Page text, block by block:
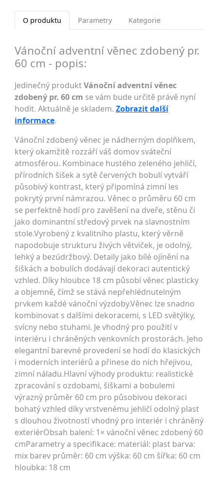
O produktu Parametry Kategorie
Vánoční adventní věnec zdobený pr.
60 cm - popis:
Jedinečný produktVánoční adventní věnec
zdobený pr. 60 cm se vám bude určitě právě nyní
hodit. Aktuálně je skladem. Zobrazit další
informace.
Vánoční zdobený věnec je nádherným doplňkem,
který okamžitě rozzáří váš domov sváteční
atmosférou. Kombinace hustého zeleného jehličí,
přírodních šišek a sytě červených bobulí vytváří
působivý kontrast, který připomíná zimní les
pokrytý první námrazou. Věnec o průměru 60 cm
se perfektně hodí pro zavěšení na dveře, stěnu či
jako dominantní středový prvek na slavnostním
stole.Vyrobený z kvalitního plastu, který věrně
napodobuje strukturu živých větviček, je odolný,
lehký a bezúdržbový. Detaily jako bílé ojínění na
šiškách a bobulích dodávají dekoraci autentický
vzhled. Díky hloubce 18 cm působí věnec plasticky
a objemně, čímž se stává nepřehlédnutelným
prvkem každé vánoční výzdoby.Věnec lze snadno
kombinovat s dalšími dekoracemi, s LED světýlky,
svícny nebo stuhami. Je vhodný pro použití v
interiéru i chráněných venkovních prostorách. Jeho
elegantní barevné provedení se hodí do klasických
i moderních interiérů a přinese do nich hřejivou,
zimní náladu.Hlavní výhody produktu: realistické
zpracování s ozdobami, šiškami a bobulemi
výrazný průměr 60 cm pro působivou dekoraci
bohatý vzhled díky vrstvenému jehličí odolný plast
s dlouhou životností vhodný pro interiér i chráněný
exteriérObsah balení: 1× vánoční věnec zdobený 60
cmParametry a specifikace: materiál: plast barva:
mix barev průměr: 60 cm výška: 60 cm šířka: 60 cm
hloubka: 18 cm